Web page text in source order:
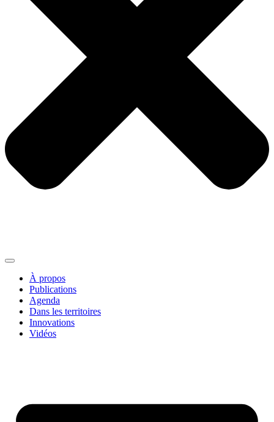
À propos
Publications
Agenda
Dans les territoires
Innovations
Vidéos